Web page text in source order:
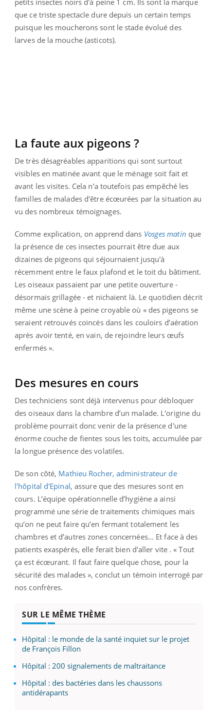
petits insectes noirs d'à peine 1 cm. Ils sont la marque
que ce triste spectacle dure depuis un certain temps
puisque les moucherons sont le stade évolué des
larves de la mouche (asticots).
La faute aux pigeons ?
De très désagréables apparitions qui sont surtout
visibles en matinée avant que le ménage soit fait et
avant les visites. Cela n’a toutefois pas empêché les
familles de malades d'être écœurées par la situation au
vu des nombreux témoignages.
Comme explication, on apprend dans Vosges matin que
la présence de ces insectes pourrait être due aux
dizaines de pigeons qui séjournaient jusqu'à
récemment entre le faux plafond et le toit du bâtiment.
Les oiseaux passaient par une petite ouverture -
désormais grillagée - et nichaient là. Le quotidien décrit
même une scène à peine croyable où « des pigeons se
seraient retrouvés coincés dans les couloirs d’aération
après avoir tenté, en vain, de rejoindre leurs œufs
enfermés ».
Des mesures en cours
Des techniciens sont déjà intervenus pour débloquer
des oiseaux dans la chambre d’un malade. L'origine du
problème pourrait donc venir de la présence d'une
énorme couche de fientes sous les toits, accumulée par
la longue présence des volatiles.
De son côté, Mathieu Rocher, administrateur de
l'hôpital d'Epinal, assure que des mesures sont en
cours. L’équipe opérationnelle d’hygiène a ainsi
programmé une série de traitements chimiques mais
qu’on ne peut faire qu’en fermant totalement les
chambres et d’autres zones concernées... Et face à des
patients exaspérés, elle ferait bien d'aller vite . « Tout
ça est écœurant. Il faut faire quelque chose, pour la
sécurité des malades », conclut un témoin interrogé par
nos confrères.
SUR LE MÊME THÈME
Hôpital : le monde de la santé inquiet sur le projet
de François Fillon
Hôpital : 200 signalements de maltraitance
Hôpital : des bactéries dans les chaussons
antidérapants